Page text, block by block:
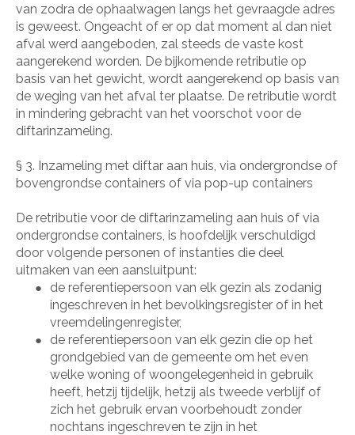
van zodra de ophaalwagen langs het gevraagde adres
is geweest. Ongeacht of er op dat moment al dan niet
afval werd aangeboden, zal steeds de vaste kost
aangerekend worden. De bijkomende retributie op
basis van het gewicht, wordt aangerekend op basis van
de weging van het afval ter plaatse. De retributie wordt
in mindering gebracht van het voorschot voor de
diftarinzameling.
§ 3. Inzameling met diftar aan huis, via ondergrondse of
bovengrondse containers of via pop-up containers
De retributie voor de diftarinzameling aan huis of via
ondergrondse containers, is hoofdelijk verschuldigd
door volgende personen of instanties die deel
uitmaken van een aansluitpunt:
●
de referentiepersoon van elk gezin als zodanig
ingeschreven in het bevolkingsregister of in het
vreemdelingenregister,
●
de referentiepersoon van elk gezin die op het
grondgebied van de gemeente om het even
welke woning of woongelegenheid in gebruik
heeft, hetzij tijdelijk, hetzij als tweede verblijf of
zich het gebruik ervan voorbehoudt zonder
nochtans ingeschreven te zijn in het